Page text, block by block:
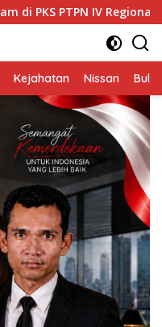
Regional 6 Pulau Tiga
Kejahatan Nissan